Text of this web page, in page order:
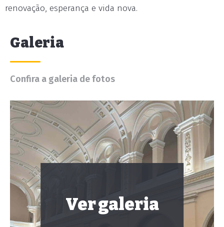
renovação, esperança e vida nova.
Galeria
Confira a galeria de fotos
Ver galeria